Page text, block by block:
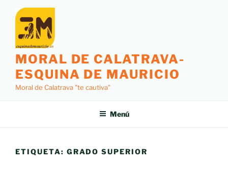
contenido
MORAL DE CALATRAVA-
ESQUINA DE MAURICIO
Moral de Calatrava "te cautiva"
Menú
ETIQUETA: GRADO SUPERIOR